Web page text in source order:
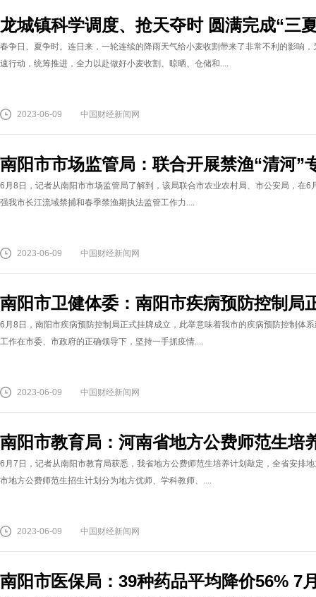
龙城镇科学调度、抢天夺时 圆满完成“三
春争日、夏争时。连日来，一轮连续的降雨天气给小麦收割带来了非常不利的影响
速行动，统筹推进，全力以赴做好小麦收割、晾晒、仓储和....
2023-06-09 中国财经新闻网
南阳市市场监管局：联合开展禁渔“清河”
6月8日，记者从南阳市市场监管局了解到，该局联合市农业农村局、市公安局，在6
强我市长江流域禁捕和春季禁渔期执法监管工作力....
2023-06-09 中国财经新闻网
南阳市卫健体委：南阳市疾病预防控制局
6月8日，南阳市疾病预防控制局正式挂牌成立，此举意味着我市的疾病预防控制体
工作在市委、市政府的正确领导下，坚持一手抓疫情....
2023-06-09 中国财经新闻网
南阳市教育局：河南省地方公费师范生培
6月7日，记者从南阳市教育局获悉，我省地方公费师范生培养计划敲定，全省安排
市地方公费师范生招生计划分为地方优师、学科教师、....
2023-06-09 中国财经新闻网
南阳市医保局：39种药品平均降价56% 7